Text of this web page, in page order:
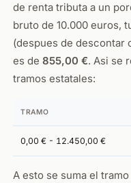
de renta tributa a un
bruto de 10.000 euros,
(despues de descontar
es de 855,00 €. Asi se
tramos estatales:
TRAMO
0,00 € - 12.450,00 €
A esto se suma el